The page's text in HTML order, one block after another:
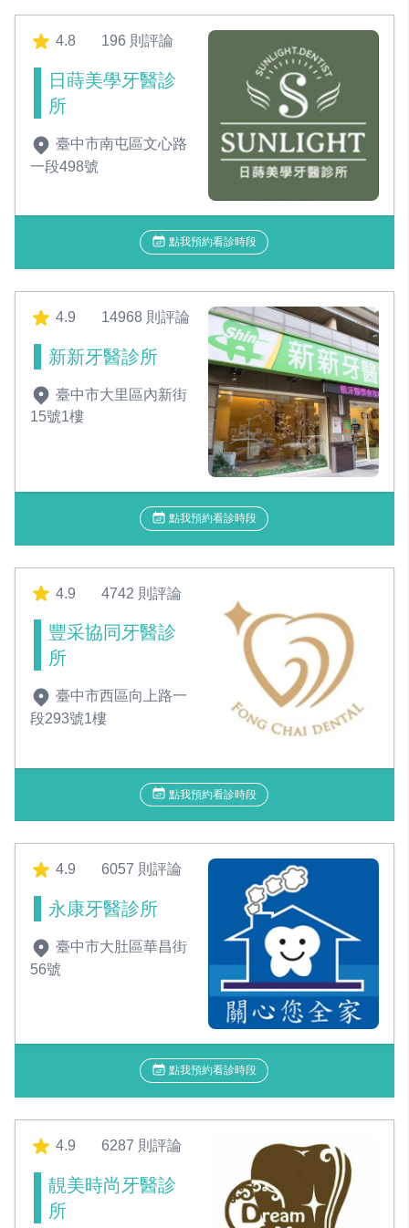
4.8 196 則評論
日蒔美學牙醫診
所
臺中市南屯區文心路
一段498號
點我預約看診時段
4.9 14968 則評論
新新牙醫診所
臺中市大里區內新街
15號1樓
點我預約看診時段
4.9 4742 則評論
豐采協同牙醫診
所
臺中市西區向上路一
段293號1樓
點我預約看診時段
4.9 6057 則評論
永康牙醫診所
臺中市大肚區華昌街
56號
點我預約看診時段
4.9 6287 則評論
靚美時尚牙醫診
所